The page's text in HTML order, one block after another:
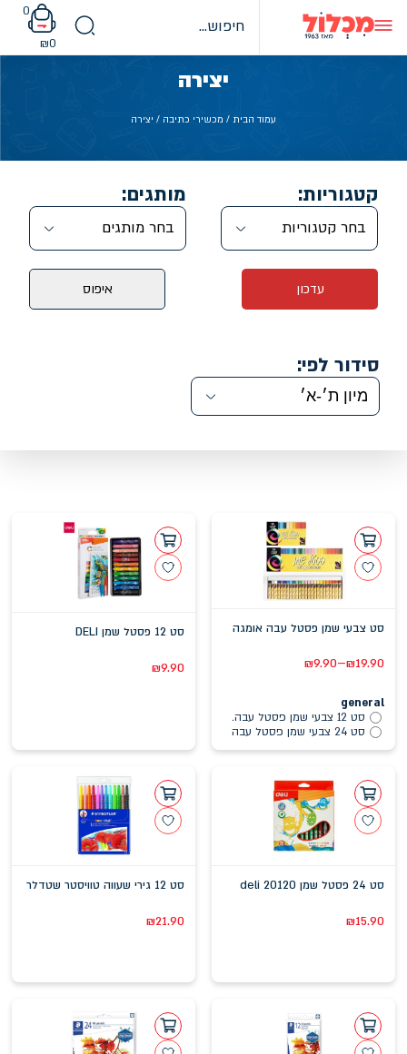
content
0
₪0
יצירה
עמוד הבית / מכשירי כתיבה / יצירה
קטגוריות:
בחר קטגוריות
מותגים:
בחר מותגים
עדכון איפוס
סידור לפי:
סט צבעי שמן פסטל עבה אומגה
₪9.90–₪19.90
general
סט 12 צבעי שמן פסטל עבה.
סט 24 צבעי שמן פסטל עבה
סט 12 פסטל שמן DELI
₪9.90
סט 24 פסטל שמן deli 20120
₪15.90
סט 12 גירי שעווה טוויסטר שטדלר
₪21.90